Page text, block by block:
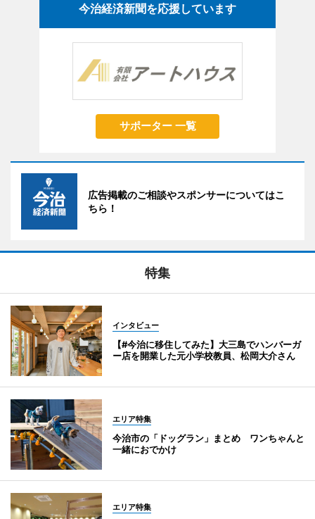
今治経済新聞を応援しています
サポーター 一覧
広告掲載のご相談やスポンサーについてはこ
ちら！
特集
インタビュー
【#今治に移住してみた】大三島でハンバーガ
ー店を開業した元小学校教員、松岡大介さん
エリア特集
今治市の「ドッグラン」まとめ ワンちゃんと
一緒におでかけ
エリア特集